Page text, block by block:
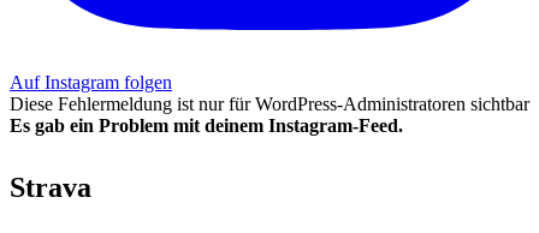
Auf Instagram folgen
Diese Fehlermeldung ist nur für WordPress-Administratoren sichtbar
Es gab ein Problem mit deinem Instagram-Feed.
Strava